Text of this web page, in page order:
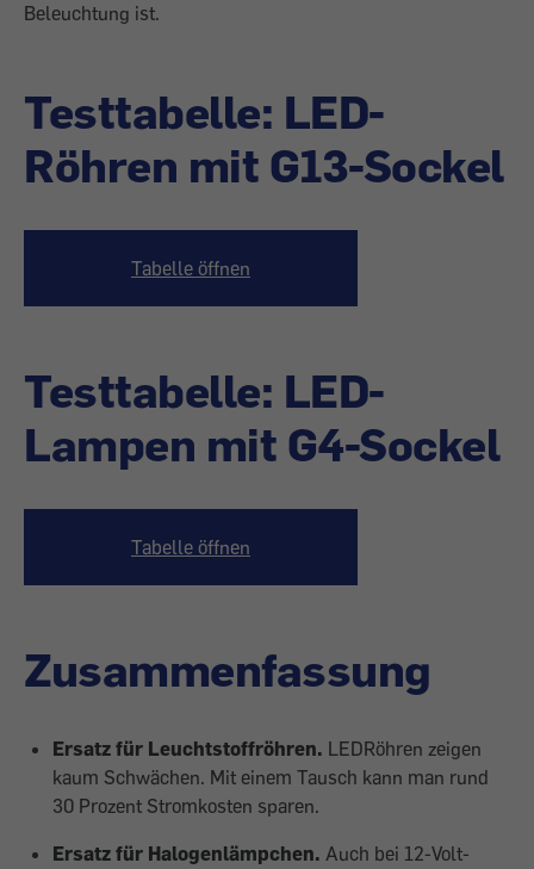
Beleuchtung ist.
Testtabelle: LED-
Röhren mit G13-Sockel
Tabelle öffnen
Testtabelle: LED-
Lampen mit G4-Sockel
Tabelle öffnen
Zusammenfassung
Ersatz für Leuchtstoffröhren. LEDRöhren zeigen
kaum Schwächen. Mit einem Tausch kann man rund
30 Prozent Stromkosten sparen.
Ersatz für Halogenlämpchen. Auch bei 12-Volt-